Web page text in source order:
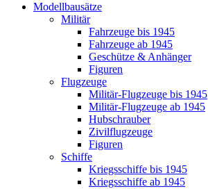
Modellbausätze
Militär
Fahrzeuge bis 1945
Fahrzeuge ab 1945
Geschütze & Anhänger
Figuren
Flugzeuge
Militär-Flugzeuge bis 1945
Militär-Flugzeuge ab 1945
Hubschrauber
Zivilflugzeuge
Figuren
Schiffe
Kriegsschiffe bis 1945
Kriegsschiffe ab 1945